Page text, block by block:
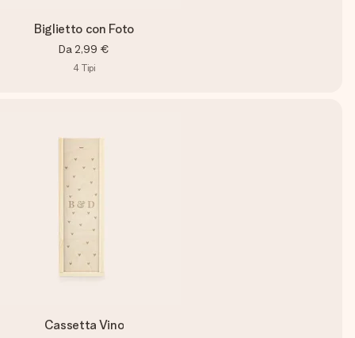
Biglietto con Foto
Da 2,99 €
4 Tipi
Cassetta Vino